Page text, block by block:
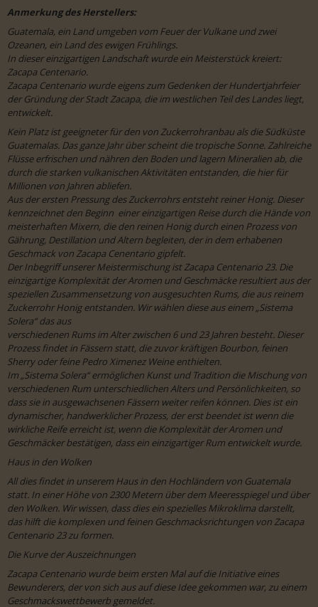
Anmerkung des Herstellers:
Guatemala, ein Land umgeben vom Feuer der Vulkane und zwei
Ozeanen, ein Land des ewigen Frühlings.
In dieser einzigartigen Landschaft wurde ein Meisterstück kreiert:
Zacapa Centenario.
Zacapa Centenario wurde eigens zum Gedenken der Hundertjahrfeier
der Gründung der Stadt Zacapa, die im westlichen Teil des Landes liegt,
entwickelt.
Kein Platz ist geeigneter für den von Zuckerrohranbau als die Südküste
Guatemalas. Das ganze Jahr über scheint die tropische Sonne. Zahlreiche
Flüsse erfrischen und nähren den Boden und lagern Mineralien ab, die
durch die starken vulkanischen Aktivitäten entstanden, die hier für
Millionen von Jahren abliefen.
Aus der ersten Pressung des Zuckerrohrs entsteht reiner Honig. Dieser
kennzeichnet den Beginn einer einzigartigen Reise durch die Hände von
meisterhaften Mixern, die den reinen Honig durch einen Prozess von
Gährung, Destillation und Altern begleiten, der in dem erhabenen
Geschmack von Zacapa Cenentario gipfelt.
Der Inbegriff unserer Meistermischung ist Zacapa Centenario 23. Die
einzigartige Komplexität der Aromen und Geschmäcke resultiert aus der
speziellen Zusammensetzung von ausgesuchten Rums, die aus reinem
Zuckerrohr Honig entstanden. Wir wählen diese aus einem „Sistema
Solera“ das aus
verschiedenen Rums im Alter zwischen 6 und 23 Jahren besteht. Dieser
Prozess findet in Fässern statt, die zuvor kräftigen Bourbon, feinen
Sherry oder feine Pedro Ximenez Weine enthielten.
Im „Sistema Solera“ ermöglichen Kunst und Tradition die Mischung von
verschiedenen Rum unterschiedlichen Alters und Persönlichkeiten, so
dass sie in ausgewachsenen Fässern weiter reifen können. Dies ist ein
dynamischer, handwerklicher Prozess, der erst beendet ist wenn die
wirkliche Reife erreicht ist, wenn die Komplexität der Aromen und
Geschmäcker bestätigen, dass ein einzigartiger Rum entwickelt wurde.
Haus in den Wolken
All dies findet in unserem Haus in den Hochländern von Guatemala
statt. In einer Höhe von 2300 Metern über dem Meeresspiegel und über
den Wolken. Wir wissen, dass dies ein spezielles Mikroklima darstellt,
das hilft die komplexen und feinen Geschmacksrichtungen von Zacapa
Centenario 23 zu formen.
Die Kurve der Auszeichnungen
Zacapa Centenario wurde beim ersten Mal auf die Initiative eines
Bewunderers, der von sich aus auf diese Idee gekommen war, zu einem
Geschmackswettbewerb gemeldet.